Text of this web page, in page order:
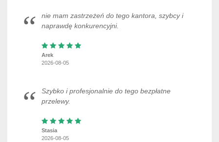
nie mam zastrzeżeń do tego kantora, szybcy i
naprawdę konkurencyjni.
Arek
2026-08-05
Szybko i profesjonalnie do tego bezpłatne
przelewy.
Stasia
2026-08-05